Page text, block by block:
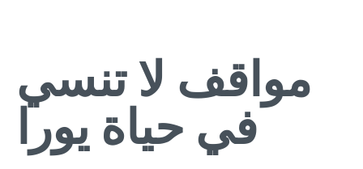
مواقف لا تنسي
في حياة يورا